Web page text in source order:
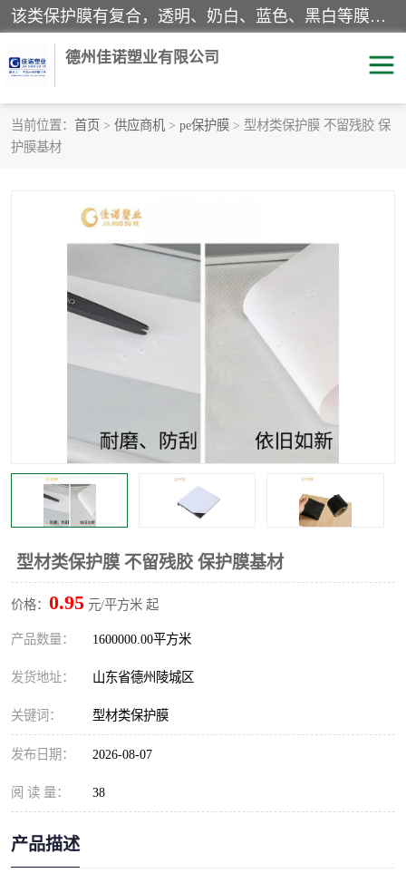
该类保护膜有复合，透明、奶白、蓝色、黑白等膜型。特高粘，高粘，中高粘，中粘，中低粘，低粘等。对于不同的粘力要求有相应的产品相适配。无胶渍残留污染。在较宽的收卷幅度下平整无皱纹，收卷长度大，利于机械化及自动化施工粘贴。为您的产品提供的表面保护解决方案。 产品广泛适用于：铝材、不锈钢、金属、塑料、电子、家电、家具、玻璃、化工材料、装饰材料等。
德州佳诺塑业有限公司
当前位置： 首页 > 供应商机 > pe保护膜 > 型材类保护膜 不留残胶 保
护膜基材
型材类保护膜 不留残胶 保护膜基材
价格： 0.95 元/平方米 起
产品数量： 1600000.00平方米
发货地址： 山东省德州陵城区
关键词： 型材类保护膜
发布日期： 2026-08-07
阅 读 量： 38
产品描述
pe保护膜
拉伸缠绕膜 透明保护膜
黑白保护膜 乳白保护膜
纯黑保护膜
彩钢板保护膜
两边上胶保护膜
窗缝阻风胶带 铝板保护膜
不锈钢板保护膜 一次性隔离膜